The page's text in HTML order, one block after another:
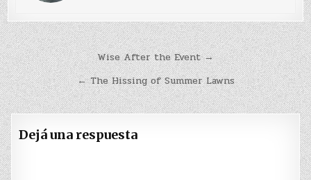
Navegación
de
entradas
Wise After the Event →
← The Hissing of Summer Lawns
Dejá una respuesta